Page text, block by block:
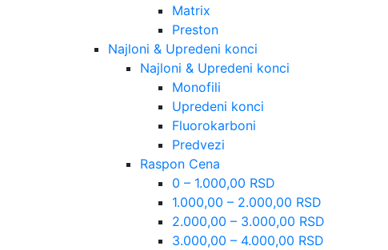
Matrix
Preston
Najloni & Upredeni konci
Najloni & Upredeni konci
Monofili
Upredeni konci
Fluorokarboni
Predvezi
Raspon Cena
0 – 1.000,00 RSD
1.000,00 – 2.000,00 RSD
2.000,00 – 3.000,00 RSD
3.000,00 – 4.000,00 RSD